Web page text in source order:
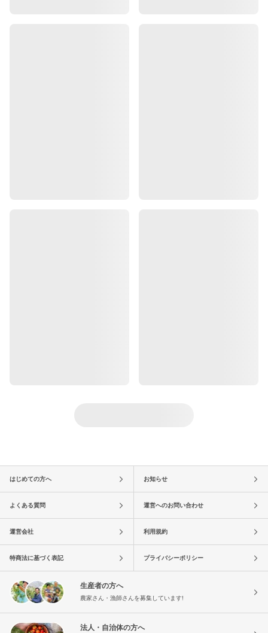
はじめての方へ お知らせ
よくある質問 運営へのお問い合わせ
運営会社 利用規約
特商法に基づく表記 プライバシーポリシー
生産者の方へ
農家さん・漁師さんを募集しています!
法人・自治体の方へ